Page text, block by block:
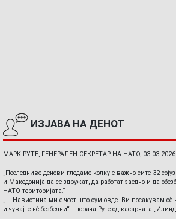
ИЗЈАВА НА ДЕНОТ
МАРК РУТЕ, ГЕНЕРАЛЕН СЕКРЕТАР НА НАТО, 03.03.2026
„Последниве денови гледаме колку е важно сите 32
и Македонија да се здружат, да работат заедно и да
НАТО територијата.“
„ ...Навистина ми е чест што сум овде. Ви посакувам сè
и чувајте нè безбедни“ - порача Руте од касарната